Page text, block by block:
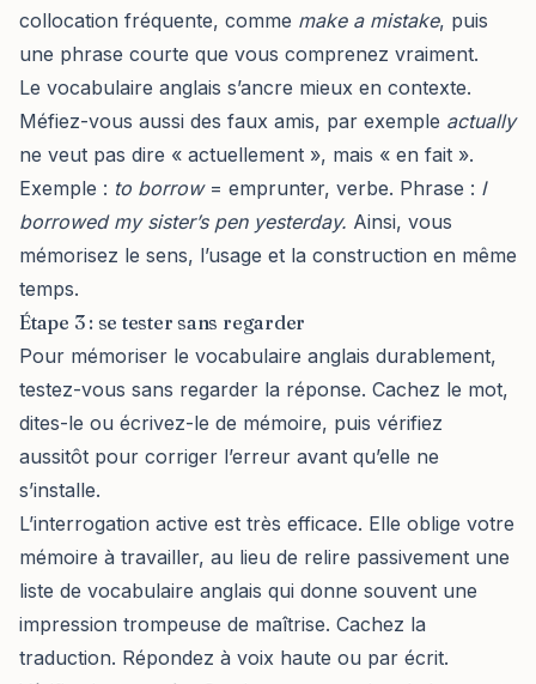
collocation fréquente, comme make a mistake, puis
une phrase courte que vous comprenez vraiment.
Le vocabulaire anglais s’ancre mieux en contexte.
Méfiez-vous aussi des faux amis, par exemple actually
ne veut pas dire « actuellement », mais « en fait ».
Exemple : to borrow= emprunter, verbe. Phrase : I
borrowed my sister’s pen yesterday. Ainsi, vous
mémorisez le sens, l’usage et la construction en même
temps.
Étape 3 : se tester sans regarder
Pour mémoriser le vocabulaire anglais durablement,
testez-vous sans regarder la réponse. Cachez le mot,
dites-le ou écrivez-le de mémoire, puis vérifiez
aussitôt pour corriger l’erreur avant qu’elle ne
s’installe.
L’interrogation active est très efficace. Elle oblige votre
mémoire à travailler, au lieu de relire passivement une
liste de vocabulaire anglais qui donne souvent une
impression trompeuse de maîtrise. Cachez la
traduction. Répondez à voix haute ou par écrit.